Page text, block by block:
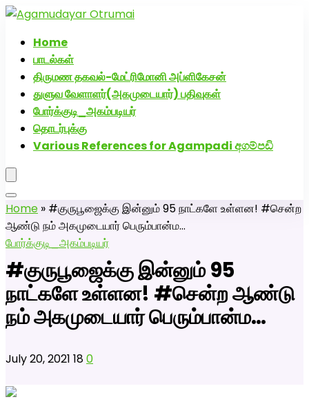
Home
பாடல்கள்
திருமண தகவல்-மேட்ரிமோனி அப்ளிகேசன்
துளுவ வேளாளர்(அகமுடையார்) பதிவுகள்
போர்க்குடி_அகம்படியர்
தொடர்புக்கு
Various References for Agampadi අගම්පඩි
Home » #குருபூஜைக்கு இன்னும் 95 நாட்களே உள்ளன! #சென்ற
ஆண்டு நம் அகமுடையார் பெரும்பான்ம…
போர்க்குடி_அகம்படியர்
#குருபூஜைக்கு இன்னும் 95
நாட்களே உள்ளன! #சென்ற ஆண்டு
நம் அகமுடையார் பெரும்பான்ம…
July 20, 2021 180
அகமுடையார் திருமண வரன்களுக்கு அகமுடையார்மேட்ரி-